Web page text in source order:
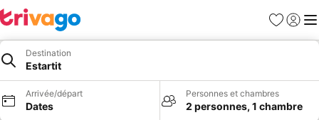
Favoris
Se
Destination
Estartit
Arrivée/départ
Dates
Personnes et chambres
2 personnes, 1 chambre